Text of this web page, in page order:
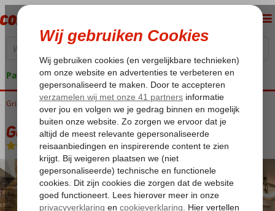
Pakketgarantie
Home
Griekenland Parga Parga-Stad Golden Bay Suites & Maisonettes
Golden Bay Suites & Maisonettes
Logies-Appartement